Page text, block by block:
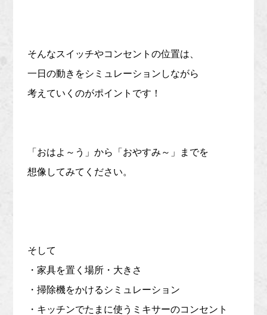
そんなスイッチやコンセントの位置は、
一日の動きをシミュレーションしながら
考えていくのがポイントです！
「おはよ～う」から「おやすみ～」までを
想像してみてください。
そして
・家具を置く場所・大きさ
・掃除機をかけるシミュレーション
・キッチンでたまに使うミキサーのコンセント